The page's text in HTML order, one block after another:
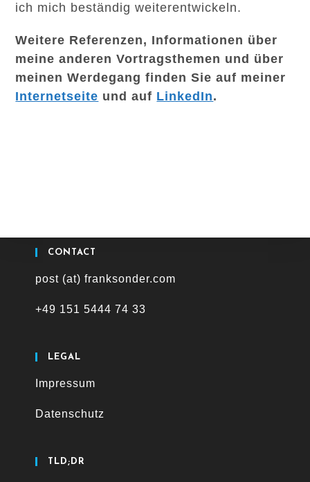
ich mich beständig weiterentwickeln.
Weitere Referenzen, Informationen über
meine anderen Vortragsthemen und über
meinen Werdegang finden Sie auf meiner
Internetseite und auf LinkedIn.
CONTACT
post (at) franksonder.com
+49 151 5444 74 33
LEGAL
Impressum
Datenschutz
TLD;DR